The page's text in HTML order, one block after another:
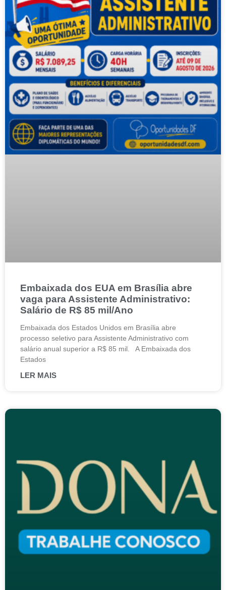
Embaixada dos EUA em Brasília abre
vaga para Assistente Administrativo:
Salário de R$ 85 mil/Ano
Embaixada dos Estados Unidos em Brasília abre
processo seletivo para Assistente Administrativo com
salário anual superior a R$ 85 mil. A Embaixada dos
Estados
LER MAIS